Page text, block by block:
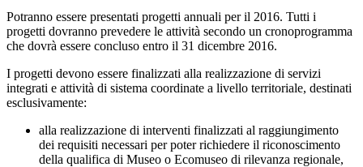
Potranno essere presentati progetti annuali per il 2016. Tutti i
progetti dovranno prevedere le attività secondo un cronoprogramma
che dovrà essere concluso entro il 31 dicembre 2016.
I progetti devono essere finalizzati alla realizzazione di servizi
integrati e attività di sistema coordinate a livello territoriale, destinati
esclusivamente:
alla realizzazione di interventi finalizzati al raggiungimento
dei requisiti necessari per poter richiedere il riconoscimento
della qualifica di Museo o Ecomuseo di rilevanza regionale,